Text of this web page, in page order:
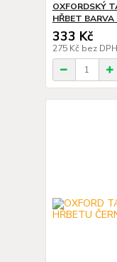
OXFORDSKÝ
HŘBET
333 Kč
275 Kč bez DPH